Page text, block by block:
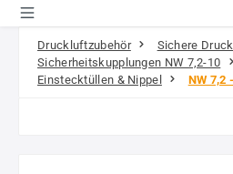
Druckluftzubehör
Sichere
Sicherheitskupplungen NW 7,2-10
Einstecktüllen & Nippel
NW 7,2